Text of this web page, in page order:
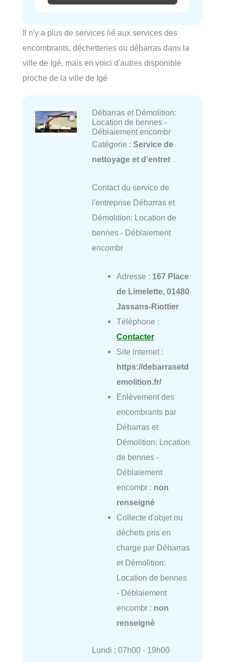
Il n'y a plus de services lié aux services des
encombrants, déchetteries ou débarras dans la
ville de Igé, mais en voici d'autres disponible
proche de la ville de Igé
Débarras et Démolition:
Location de bennes -
Déblaiement encombr
Catégorie : Service de
nettoyage et d'entret
Contact du service de
l'entreprise Débarras et
Démolition: Location de
bennes - Déblaiement
encombr
Adresse : 167 Place
de Limelette, 01480
Jassans-Riottier
Téléphone :
Contacter
Site internet :
https://debarrasetd
emolition.fr/
Enlèvement des
encombrants par
Débarras et
Démolition: Location
de bennes -
Déblaiement
encombr : non
renseigné
Collecte d'objet ou
déchets pris en
charge par Débarras
et Démolition:
Location de bennes
- Déblaiement
encombr : non
renseigné
Lundi : 07h00 - 19h00